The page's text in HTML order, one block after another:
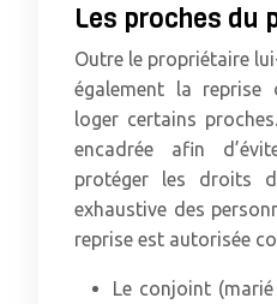
Les proches du
Outre le propriétaire
également la
loger certains
encadrée afin
protéger les droits
exhaustive des
reprise est autorisée
Le conjoint